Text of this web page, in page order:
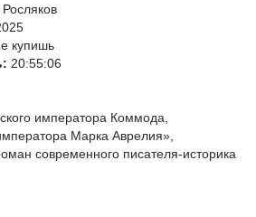
купишь
20:55:06
императора Коммода,
Марка Аврелия»,
современного писателя-историка